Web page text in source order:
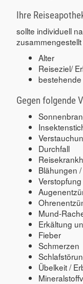
Ihre
sollte individuell
Alter
Reiseziel/
Gegen folgende
Durchfall
Blähungen
Verstopfung
Mund-
Erkältung
Fieber
Schmerzen
Übelkeit /